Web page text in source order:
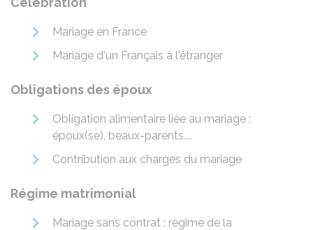
Mariage en France
Mariage d'un Français à l'étranger
Obligations des époux
Obligation alimentaire liée au mariage :
époux(se), beaux-parents....
Contribution aux charges du mariage
Régime matrimonial
Mariage sans contrat : régime de la